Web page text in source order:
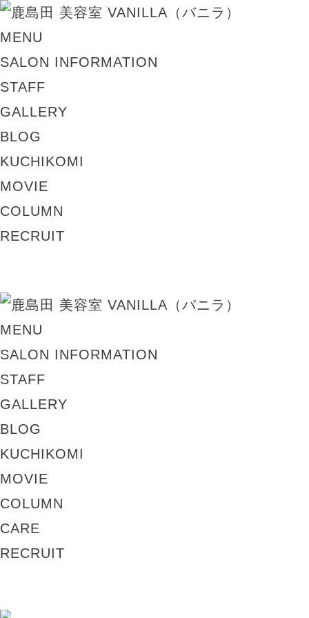
MENU
SALON INFORMATION
STAFF
GALLERY
BLOG
KUCHIKOMI
MOVIE
COLUMN
RECRUIT
MENU
SALON INFORMATION
STAFF
GALLERY
BLOG
KUCHIKOMI
MOVIE
COLUMN
CARE
RECRUIT